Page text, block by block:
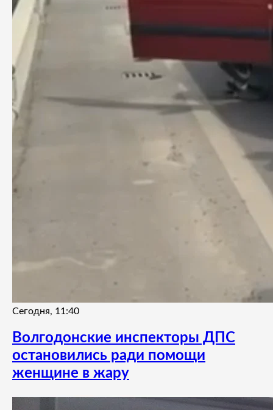
Сегодня, 11:40
Волгодонские инспекторы ДПС
остановились ради помощи
женщине в жару